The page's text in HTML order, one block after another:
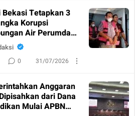
Kolesterol Usai Idul Adha,
0 7/06/2025
Bekasi Tetapkan 3
Korupsi
Air Perumda
Negara
Miliar
0 31/07/2026
Anggaran
dari Dana
Mulai APBN